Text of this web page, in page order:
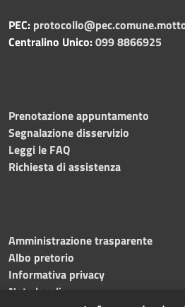
PEC:
Centralino Unico:099 8866925
Prenotazione appuntamento
Segnalazione disservizio
Leggi le FAQ
Richiesta di assistenza
Amministrazione trasparente
Albo pretorio
Informativa privacy
Note legali